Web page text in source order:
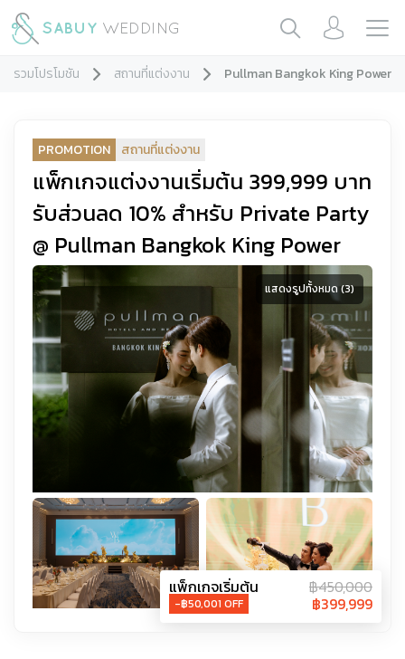
รวมโปรโมชัน สถานที่แต่งงาน Pullman Bangkok King Power
PROMOTION สถานที่แต่งงาน
แพ็กเกจแต่งงานเริ่มต้น 399,999 บาท
รับส่วนลด 10% สำหรับ Private Party
@ Pullman Bangkok King Power
แสดงรูปทั้งหมด (3)
แพ็กเกจเริ่มต้น ฿450,000
-฿50,001 OFF ฿399,999